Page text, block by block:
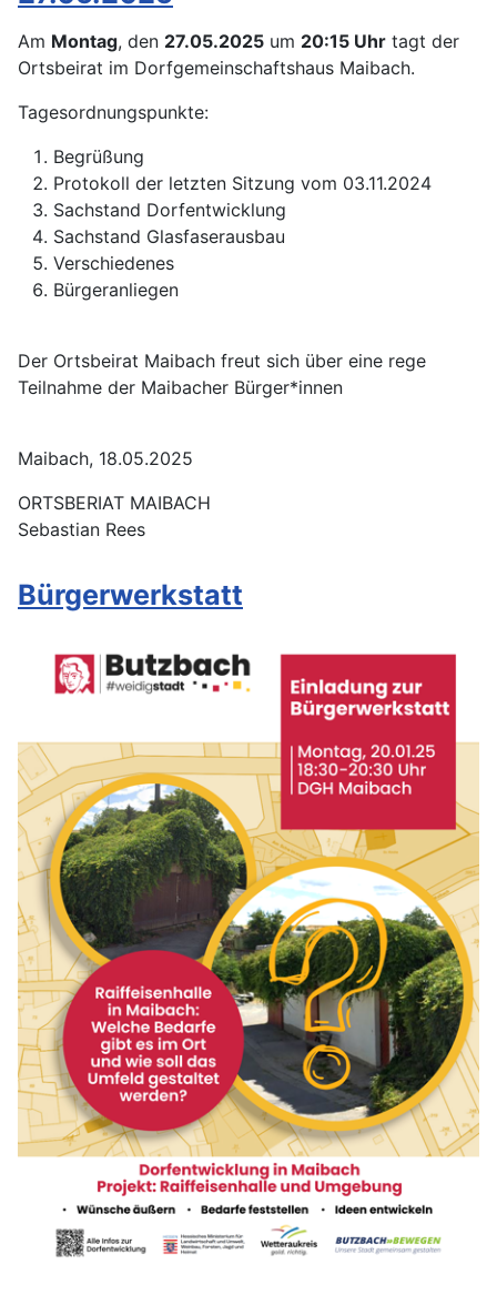
Am Montag, den 27.05.2025 um 20:15 Uhr tagt der
Ortsbeirat im Dorfgemeinschaftshaus Maibach.
Tagesordnungspunkte:
Begrüßung
Protokoll der letzten Sitzung vom 03.11.2024
Sachstand Dorfentwicklung
Sachstand Glasfaserausbau
Verschiedenes
Bürgeranliegen
Der Ortsbeirat Maibach freut sich über eine rege
Teilnahme der Maibacher Bürger*innen
Maibach, 18.05.2025
ORTSBERIAT MAIBACH
Sebastian Rees
Bürgerwerkstatt